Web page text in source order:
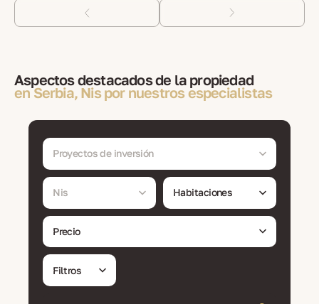
Aspectos destacados de la propiedad
en Serbia, Nis por nuestros especialistas
Proyectos de inversión
Nis Habitaciones
Precio
Filtros